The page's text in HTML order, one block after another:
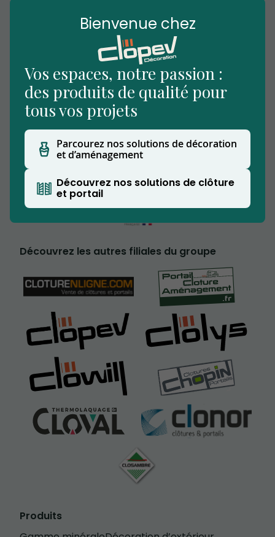
Nous vous accueillons dans notre établissement
situé à Beuvry-la-Forêt, notre showroom
extérieur vous permettra de découvrir nos
produits.
Clopev est affilié au Groupe CW
Découvrez les autres filiales du groupe
Produits
Bienvenue chez
Vos espaces, notre passion :
des produits de qualité pour
tous vos projets
Parcourez nos solutions de décoration
et d’aménagement
Découvrez nos solutions de clôture
et portail